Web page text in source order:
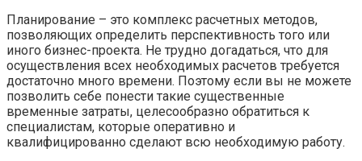
Планирование – это комплекс расчетных методов,
позволяющих определить перспективность того или
иного бизнес-проекта. Не трудно догадаться, что для
осуществления всех необходимых расчетов требуется
достаточно много времени. Поэтому если вы не можете
позволить себе понести такие существенные
временные затраты, целесообразно обратиться к
специалистам, которые оперативно и
квалифицированно сделают всю необходимую работу.